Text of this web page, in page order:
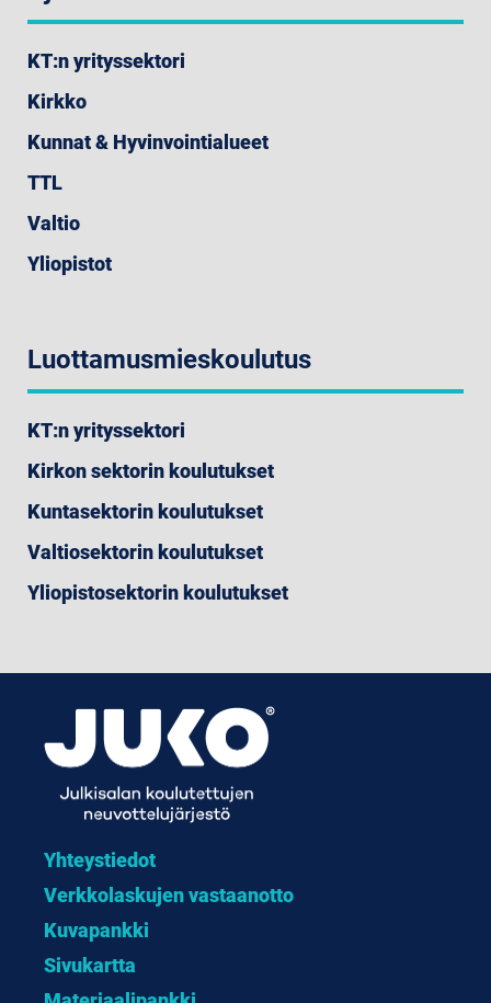
KT:n yrityssektori
Kirkko
Kunnat & Hyvinvointialueet
TTL
Valtio
Yliopistot
Luottamusmieskoulutus
KT:n yrityssektori
Kirkon sektorin koulutukset
Kuntasektorin koulutukset
Valtiosektorin koulutukset
Yliopistosektorin koulutukset
Yhteystiedot
Verkkolaskujen vastaanotto
Kuvapankki
Sivukartta